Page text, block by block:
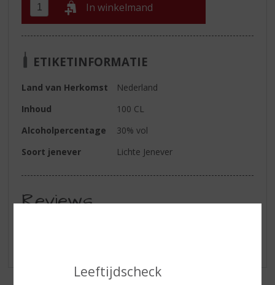
Leeftijdscheck
In winkelmand
ETIKETINFORMATIE
Land van Herkomst
Nederland
Inhoud
100 CL
Alcoholpercentage
30% vol
Soort jenever
Lichte Jenever
Reviews